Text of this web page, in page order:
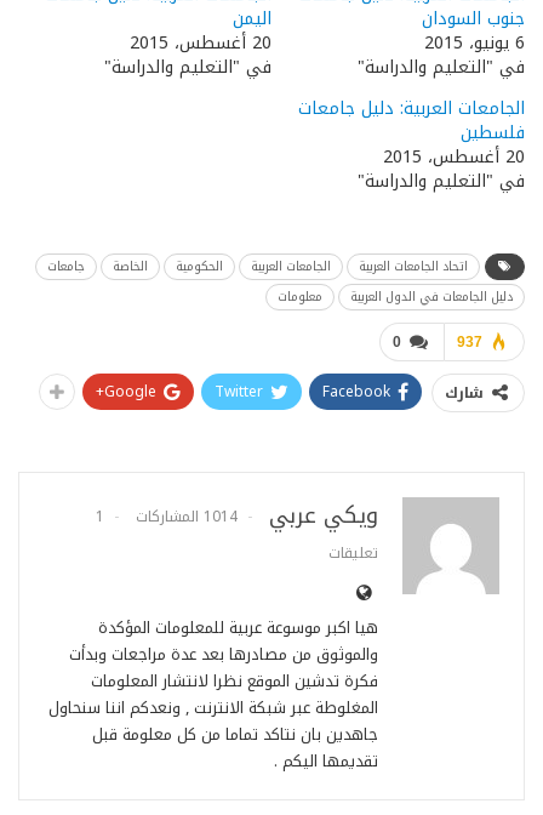
جنوب السودان
6 يونيو، 2015
في "التعليم والدراسة"
اليمن
20 أغسطس، 2015
في "التعليم والدراسة"
الجامعات العربية: دليل جامعات
فلسطين
20 أغسطس، 2015
في "التعليم والدراسة"
اتحاد الجامعات العربية الجامعات العربية الحكومية الخاصة
جامعات
دليل الجامعات في الدول العربية
معلومات
0 937
شارك Facebook
Twitter
Google+
ويكي عربي 1014 المشاركات
1
تعليقات
هيا اكبر موسوعة عربية للمعلومات المؤكدة
والموثوق من مصادرها بعد عدة مراجعات وبدأت
فكرة تدشين الموقع نظرا لانتشار المعلومات
المغلوطة عبر شبكة الانترنت , ونعدكم اننا سنحاول
جاهدين بان نتاكد تماما من كل معلومة قبل
تقديمها اليكم .